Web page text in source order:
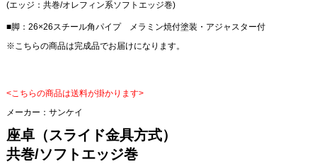
(エッジ：共巻/オレフィン系ソフトエッジ巻)
■脚：26×26スチール角パイプ メラミン焼付塗装・アジャスター付
※こちらの商品は完成品でお届けになります。
<こちらの商品は送料が掛かります>
メーカー： サンケイ
座卓（スライド金具方式）
共巻/ソフトエッジ巻